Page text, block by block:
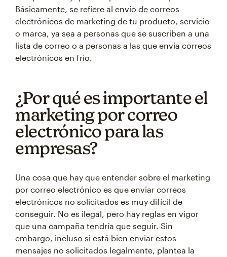
Básicamente, se refiere al envío de correos
electrónicos de marketing de tu producto, servicio
o marca, ya sea a personas que se suscriben a una
lista de correo o a personas a las que envía correos
electrónicos en frío.
¿Por qué es importante el
marketing por correo
electrónico para las
empresas?
Una cosa que hay que entender sobre el marketing
por correo electrónico es que enviar correos
electrónicos no solicitados es muy difícil de
conseguir. No es ilegal, pero hay reglas en vigor
que una campaña tendría que seguir. Sin
embargo, incluso si está bien enviar estos
mensajes no solicitados legalmente, plantea la